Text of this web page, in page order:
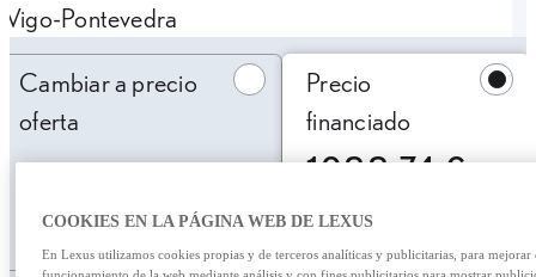
Vigo-Pontevedra
Cambiar a precio
oferta
72.900,00 €
Precio
financiado
1088,74 €
/mes
COOKIES EN LA PÁGINA WEB DE LEXUS
En Lexus utilizamos cookies propias y de terceros analíticas y publicitarias, para mejorar